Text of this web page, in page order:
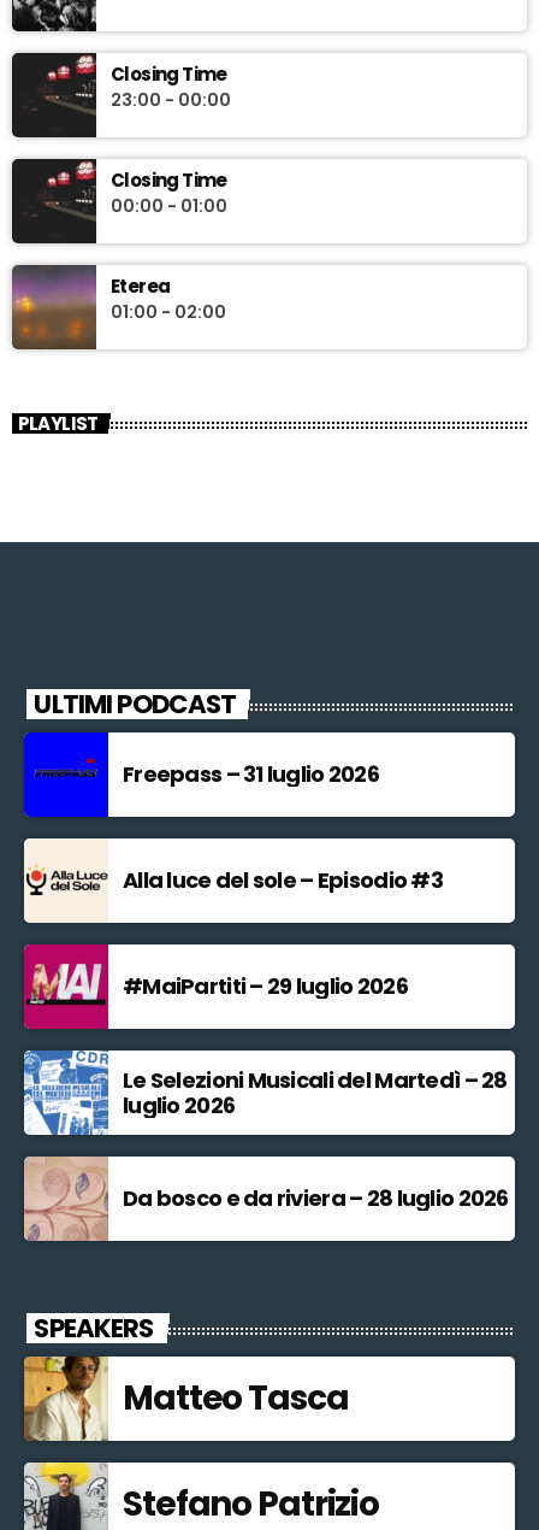
Closing Time
23:00 - 00:00
Closing Time
00:00 - 01:00
Eterea
01:00 - 02:00
PLAYLIST
ULTIMI PODCAST
Freepass – 31 luglio 2026
Alla luce del sole – Episodio #3
#MaiPartiti – 29 luglio 2026
Le Selezioni Musicali del Martedì – 28
luglio 2026
Da bosco e da riviera – 28 luglio 2026
SPEAKERS
Matteo Tasca
Stefano Patrizio